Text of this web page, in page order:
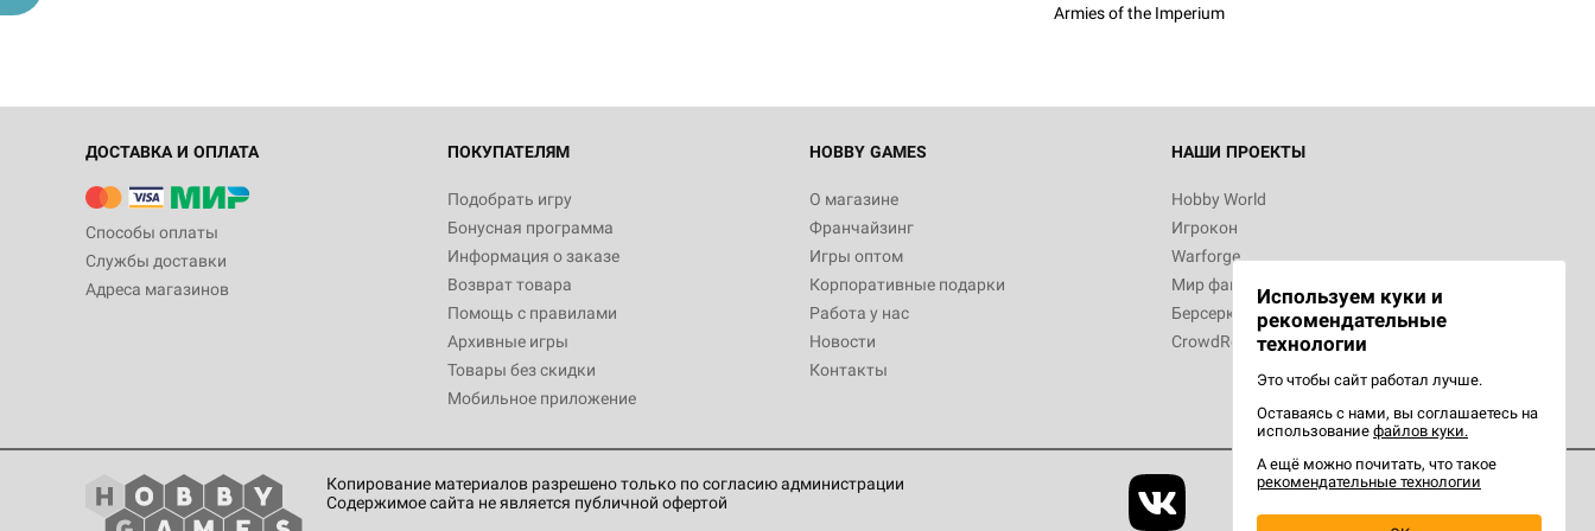
Armies of the Imperium
ДОСТАВКА И ОПЛАТА
Способы оплаты
Службы доставки
Адреса магазинов
ПОКУПАТЕЛЯМ
Подобрать игру
Бонусная программа
Информация о заказе
Возврат товара
Помощь с правилами
Архивные игры
Товары без скидки
Мобильное приложение
HOBBY GAMES
О магазине
Франчайзинг
Игры оптом
Корпоративные подарки
Работа у нас
Новости
Контакты
НАШИ ПРОЕКТЫ
Hobby World
Игрокон
Warforge
Мир фантастики
Берсерк
CrowdRepublic
Копирование материалов разрешено только по согласию администрации
Содержимое сайта не является публичной офертой
Используем куки и
рекомендательные
технологии
Это чтобы сайт работал лучше.
Оставаясь с нами, вы соглашаетесь на
использование файлов куки.
А ещё можно почитать, что такое
рекомендательные технологии
Белая смерть
12 990
Настольная игра Hobby World Берсерк.
3 490